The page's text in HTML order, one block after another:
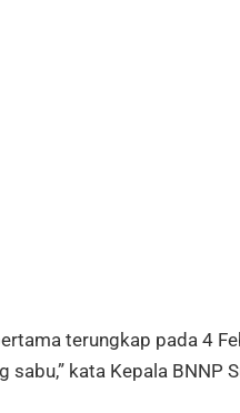
terungkap pada 4
sabu,” kata Kepala BNNP